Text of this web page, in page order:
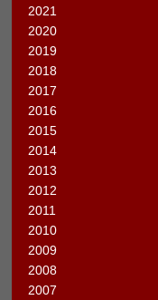
2021
2020
2019
2018
2017
2016
2015
2014
2013
2012
2011
2010
2009
2008
2007